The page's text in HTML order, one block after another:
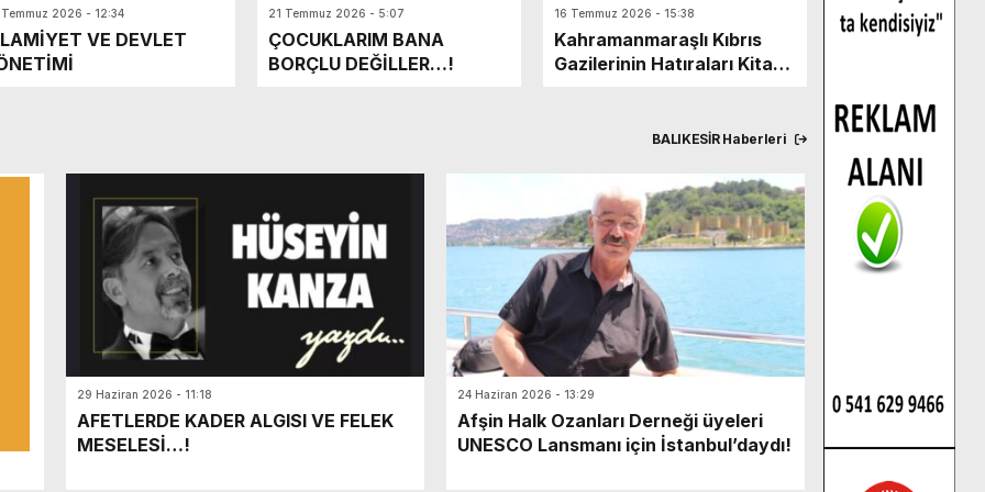
2026 - 12:34
VE DEVLET
21 Temmuz 2026 - 5:07
ÇOCUKLARIM BANA
BORÇLU DEĞİLLER…!
16 Temmuz 2026 - 15:38
Kahramanmaraşlı Kıbrıs
Gazilerinin Hatıraları Kitap
13 Temmuz 2026 - 13:11
İŞTE BÜTÜN
BALIKESİR Haberleri
29 Haziran 2026 - 11:18
AFETLERDE KADER ALGISI VE FELEK
MESELESİ…!
24 Haziran 2026 - 13:29
Afşin Halk Ozanları Derneği üyeleri
UNESCO Lansmanı için İstanbul’daydı!